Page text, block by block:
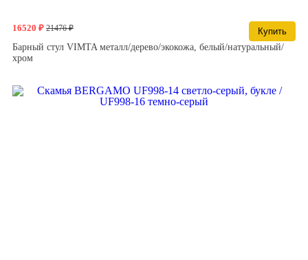
16520 ₽ 21476 ₽
Купить
Барный стул VIMTA металл/дерево/экокожа, белый/натуральный/
хром